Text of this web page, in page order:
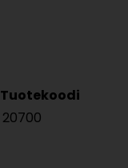
Tuotekoodi
20700